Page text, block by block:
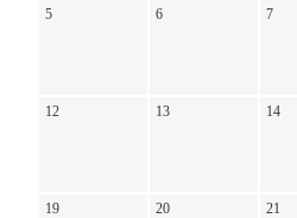
5 6 7
12 13 14
19 20 21